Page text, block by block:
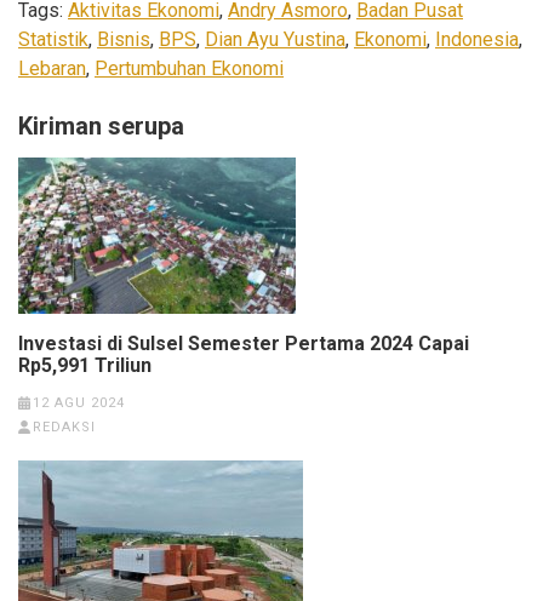
Tags: Aktivitas Ekonomi, Andry Asmoro, Badan Pusat
Statistik, Bisnis, BPS, Dian Ayu Yustina, Ekonomi, Indonesia,
Lebaran, Pertumbuhan Ekonomi
Kiriman serupa
Investasi di Sulsel Semester Pertama 2024 Capai
Rp5,991 Triliun
12 AGU 2024
REDAKSI